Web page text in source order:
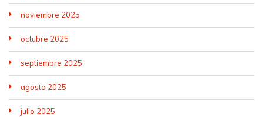
noviembre 2025
octubre 2025
septiembre 2025
agosto 2025
julio 2025